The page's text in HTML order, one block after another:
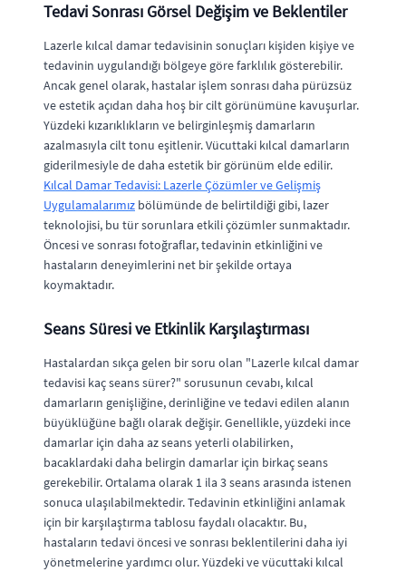
Tedavi Sonrası Görsel Değişim ve Beklentiler
Lazerle kılcal damar tedavisinin sonuçları kişiden kişiye ve
tedavinin uygulandığı bölgeye göre farklılık gösterebilir.
Ancak genel olarak, hastalar işlem sonrası daha pürüzsüz
ve estetik açıdan daha hoş bir cilt görünümüne kavuşurlar.
Yüzdeki kızarıklıkların ve belirginleşmiş damarların
azalmasıyla cilt tonu eşitlenir. Vücuttaki kılcal damarların
giderilmesiyle de daha estetik bir görünüm elde edilir.
Kılcal Damar Tedavisi: Lazerle Çözümler ve Gelişmiş
Uygulamalarımız bölümünde de belirtildiği gibi, lazer
teknolojisi, bu tür sorunlara etkili çözümler sunmaktadır.
Öncesi ve sonrası fotoğraflar, tedavinin etkinliğini ve
hastaların deneyimlerini net bir şekilde ortaya
koymaktadır.
Seans Süresi ve Etkinlik Karşılaştırması
Hastalardan sıkça gelen bir soru olan "Lazerle kılcal damar
tedavisi kaç seans sürer?" sorusunun cevabı, kılcal
damarların genişliğine, derinliğine ve tedavi edilen alanın
büyüklüğüne bağlı olarak değişir. Genellikle, yüzdeki ince
damarlar için daha az seans yeterli olabilirken,
bacaklardaki daha belirgin damarlar için birkaç seans
gerekebilir. Ortalama olarak 1 ila 3 seans arasında istenen
sonuca ulaşılabilmektedir. Tedavinin etkinliğini anlamak
için bir karşılaştırma tablosu faydalı olacaktır. Bu,
hastaların tedavi öncesi ve sonrası beklentilerini daha iyi
yönetmelerine yardımcı olur. Yüzdeki ve vücuttaki kılcal